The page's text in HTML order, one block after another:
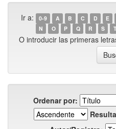
Ir a: 0-9 A B C D E
N
O P Q R S T
O introducir las primeras
Ordenar por: